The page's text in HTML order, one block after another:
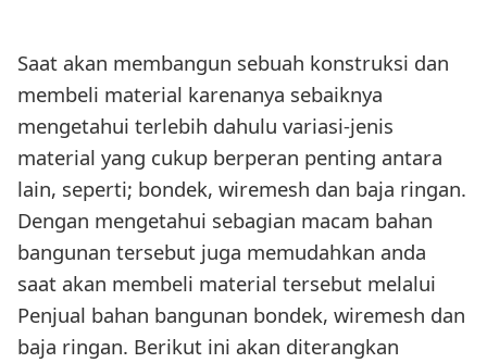
Saat akan membangun sebuah konstruksi dan
membeli material karenanya sebaiknya
mengetahui terlebih dahulu variasi-jenis
material yang cukup berperan penting antara
lain, seperti; bondek, wiremesh dan baja ringan.
Dengan mengetahui sebagian macam bahan
bangunan tersebut juga memudahkan anda
saat akan membeli material tersebut melalui
Penjual bahan bangunan bondek, wiremesh dan
baja ringan. Berikut ini akan diterangkan